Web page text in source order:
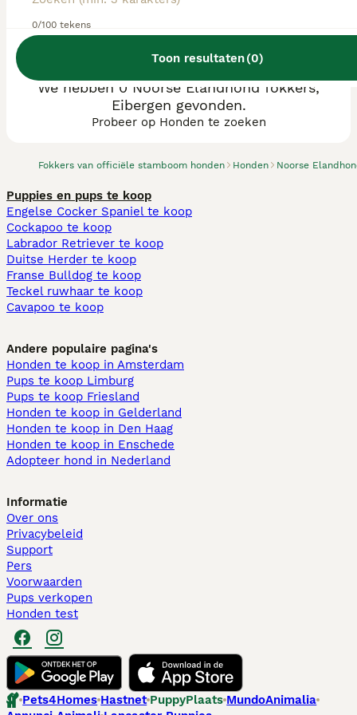
0/100 tekens
Toon resultaten(0)
Fokkers van officiële stamboom honden Honden Noorse
We hebben 0 Noorse Elandhond fokkers,
Eibergen gevonden.
Probeer op Honden te zoeken
Puppies en pups te koop
Engelse Cocker Spaniel te koop
Cockapoo te koop
Labrador Retriever te koop
Duitse Herder te koop
Franse Bulldog te koop
Teckel ruwhaar te koop
Cavapoo te koop
Andere populaire pagina's
Honden te koop in Amsterdam
Pups te koop Limburg​
Pups te koop Friesland​
Honden te koop in Gelderland
Honden te koop in Den Haag
Honden te koop in Enschede
Adopteer hond in Nederland
Informatie
Over ons
Privacybeleid
Support
Pers
Voorwaarden
Pups verkopen
Honden test
Pets4Homes Hastnet PuppyPlaats MundoAnimalia